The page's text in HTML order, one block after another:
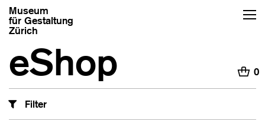
Museum
für Gestaltung
Zürich
eShop H 0
Filter